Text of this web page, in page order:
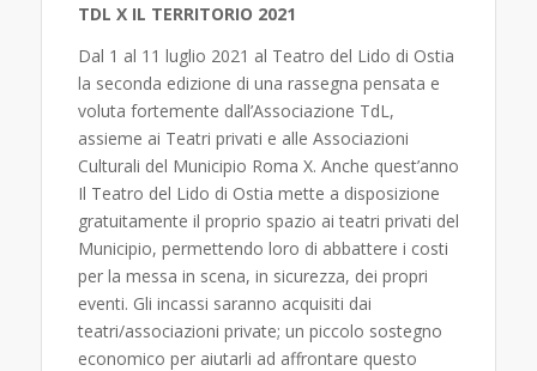
TDL X IL TERRITORIO 2021
Dal 1 al 11 luglio 2021 al Teatro del Lido di Ostia
la seconda edizione di una rassegna pensata e
voluta fortemente dall’Associazione TdL,
assieme ai Teatri privati e alle Associazioni
Culturali del Municipio Roma X. Anche quest’anno
Il Teatro del Lido di Ostia mette a disposizione
gratuitamente il proprio spazio ai teatri privati del
Municipio, permettendo loro di abbattere i costi
per la messa in scena, in sicurezza, dei propri
eventi. Gli incassi saranno acquisiti dai
teatri/associazioni private; un piccolo sostegno
economico per aiutarli ad affrontare questo